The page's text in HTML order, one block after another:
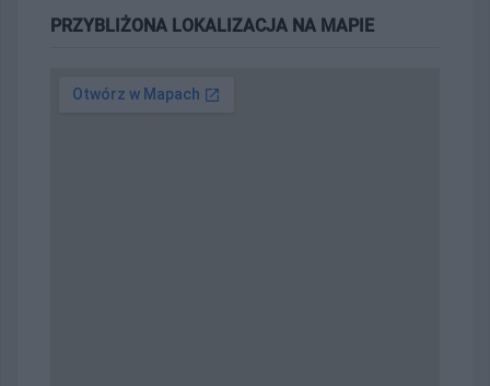
PRZYBLIŻONA LOKALIZACJA NA MAPIE